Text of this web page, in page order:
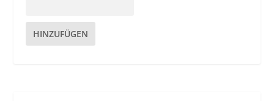
HINZUFÜGEN